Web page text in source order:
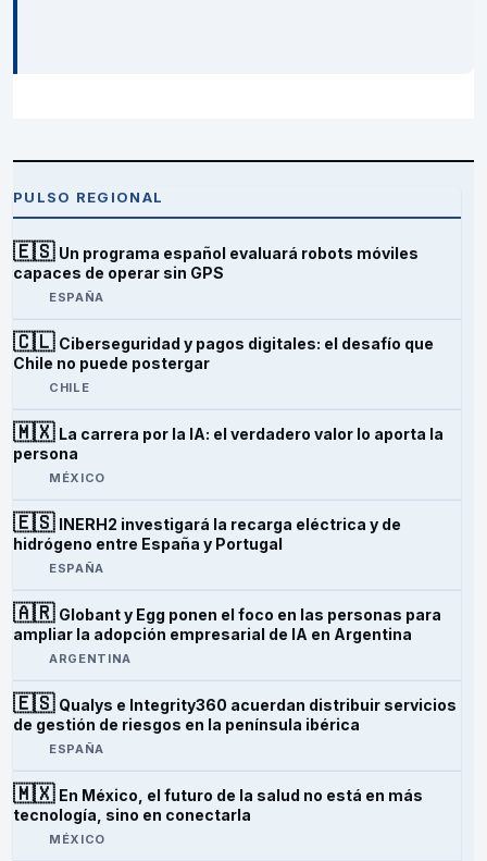
PULSO REGIONAL
🇪🇸 Un programa español evaluará robots móviles
capaces de operar sin GPS
ESPAÑA
🇨🇱 Ciberseguridad y pagos digitales: el desafío que
Chile no puede postergar
CHILE
🇲🇽 La carrera por la IA: el verdadero valor lo aporta la
persona
MÉXICO
🇪🇸 INERH2 investigará la recarga eléctrica y de
hidrógeno entre España y Portugal
ESPAÑA
🇦🇷 Globant y Egg ponen el foco en las personas para
ampliar la adopción empresarial de IA en Argentina
ARGENTINA
🇪🇸 Qualys e Integrity360 acuerdan distribuir servicios
de gestión de riesgos en la península ibérica
ESPAÑA
🇲🇽 En México, el futuro de la salud no está en más
tecnología, sino en conectarla
MÉXICO